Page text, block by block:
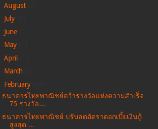
August
July
June
May
April
March
February
ธนาคารไทยพาณิชย์คว้ารางวัลแห่งความสำเร็จ
75 รางวัล...
ธนาคารไทยพาณิชย์ ปรับลดอัตราดอกเบี้ยเงินกู้
สูงสุด ...